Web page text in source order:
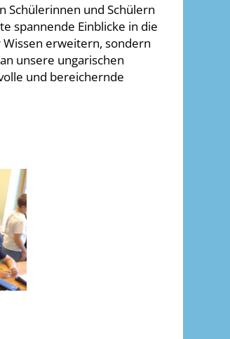
Schülerinnen und Schülern
spannende Einblicke in die
erweitern, sondern
unsere ungarischen
und bereichernde